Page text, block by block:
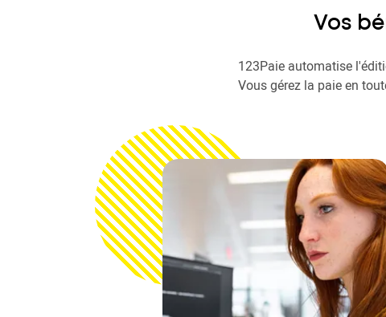
Vos
123Paie automatise
Vous gérez la paie en